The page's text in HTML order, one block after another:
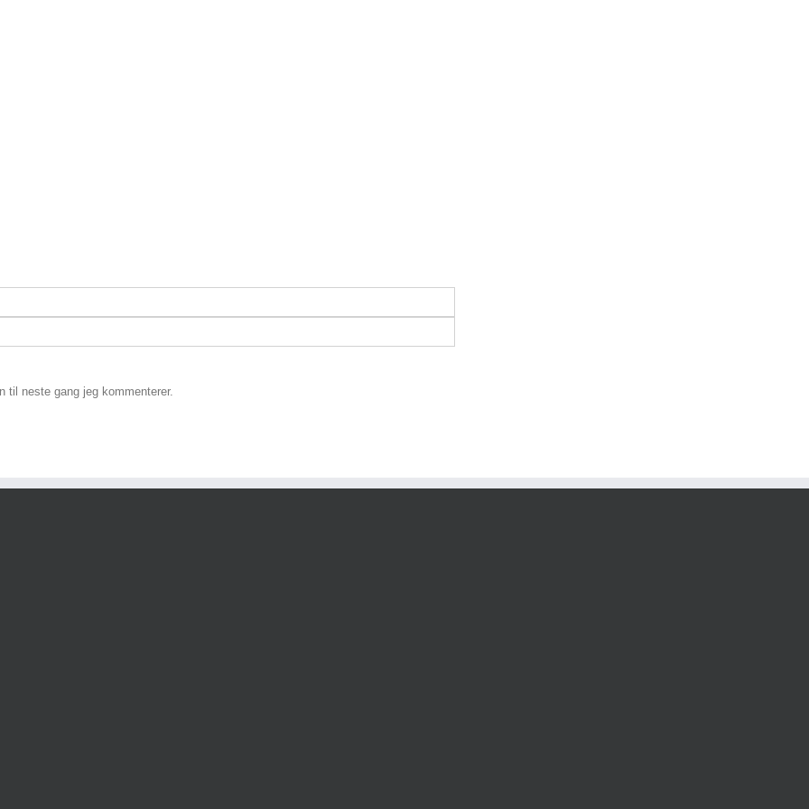
til neste gang jeg kommenterer.